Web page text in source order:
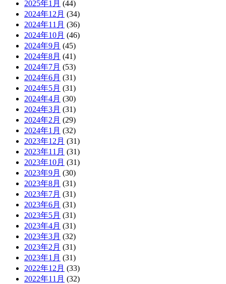
2025年1月 (44)
2024年12月 (34)
2024年11月 (36)
2024年10月 (46)
2024年9月 (45)
2024年8月 (41)
2024年7月 (53)
2024年6月 (31)
2024年5月 (31)
2024年4月 (30)
2024年3月 (31)
2024年2月 (29)
2024年1月 (32)
2023年12月 (31)
2023年11月 (31)
2023年10月 (31)
2023年9月 (30)
2023年8月 (31)
2023年7月 (31)
2023年6月 (31)
2023年5月 (31)
2023年4月 (31)
2023年3月 (32)
2023年2月 (31)
2023年1月 (31)
2022年12月 (33)
2022年11月 (32)